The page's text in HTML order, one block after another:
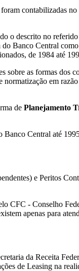
o descrito no
do Banco Central
de 1984 até
sobre as formas
em
de Planejamento
Banco Central até
e Peritos
CFC - Conselho
apenas para
da Receita
de Leasing na